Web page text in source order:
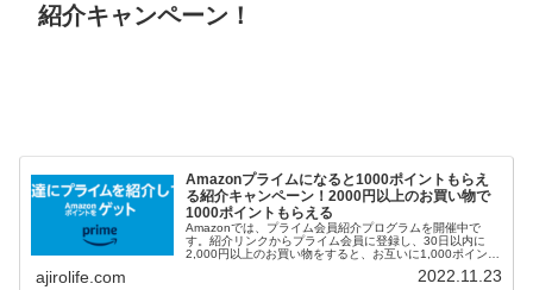
紹介キャンペーン！
Amazonプライムになると1000ポイントもらえ
る紹介キャンペーン！2000円以上のお買い物で
1000ポイントもらえる
Amazonでは、プライム会員紹介プログラムを開催中で
す。紹介リンクからプライム会員に登録し、30日以内に
2,000円以上のお買い物をすると、お互いに1,000ポイント
ajirolife.com 2022.11.23